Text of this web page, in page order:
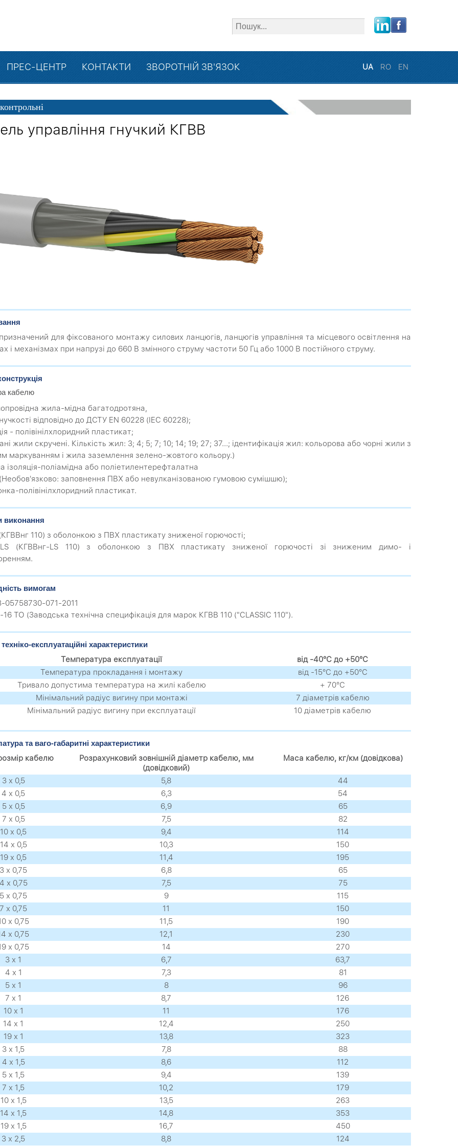
ПРЕС-ЦЕНТР КОНТАКТИ ЗВОРОТНІЙ ЗВ'ЯЗОК UA RO EN
управління гнучкий КГВВ
для фіксованого монтажу силових ланцюгів, ланцюгів управління та місцевого освітлення на
і механізмах при напрузі до 660 В змінного струму частоти 50 Гц або 1000 В постійного струму.
кабелю
жила-мідна багатодротяна,
відповідно до ДСТУ EN 60228 (IEC 60228);
- полівінілхлоридний пластикат;
жили скручені. Кількість жил: 3; 4; 5; 7; 10; 14; 19; 27; 37...; ідентифікація жил: кольорова або чорні жили з
маркуванням і жила заземлення зелено-жовтого кольору.)
ізоляція-поліамідна або поліетилентерефталатна
(Необов'язково: заповнення ПВХ або невулканізованою гумовою сумішшю);
полівінілхлоридний пластикат.
виконання
110) з оболонкою з ПВХ пластикату зниженої горючості;
LS (КГВВнг-LS 110) з оболонкою з ПВХ пластикату зниженої горючості зі зниженим димо- і
вимогам
05758730-071-2011
ТО (Заводська технічна специфікація для марок КГВВ 110 ("CLASSIC 110").
експлуатаційні характеристики
Температура експлуатації
від -40°С до +50°С
Температура прокладання і монтажу
від -15°С до +50°С
Тривало допустима температура на жилі кабелю
+ 70°С
Мінімальний радіус вигину при монтажі
7 діаметрів кабелю
Мінімальний радіус вигину при експлуатації
10 діаметрів кабелю
та ваго-габаритні характеристики
кабелю
Розрахунковий зовнішній діаметр кабелю, мм
(довідковий)
Маса кабелю, кг/км (довідкова)
3 х 0,5 5,8
44
4 х 0,5
6,3
54
5 х 0,5
6,9
65
7 х 0,5
7,5
82
10 х 0,5
9,4
114
14 х 0,5
10,3
150
19 х 0,5
11,4
195
3 х 0,75
6,8
65
4 х 0,75
7,5
75
5 х 0,75
9
115
7 х 0,75
11
150
х 0,75
11,5
190
х 0,75
12,1
230
х 0,75
14
270
3 х 1
6,7
63,7
4 х 1
7,3
81
5 х 1
8
96
7 х 1
8,7
126
10 х 1
11
176
14 х 1
12,4
250
19 х 1
13,8
323
3 х 1,5
7,8
88
4 х 1,5
8,6
112
5 х 1,5
9,4
139
7 х 1,5
10,2
179
10 х 1,5
13,5
263
14 х 1,5
14,8
353
19 х 1,5
16,7
450
3 х 2,5
8,8 124
close